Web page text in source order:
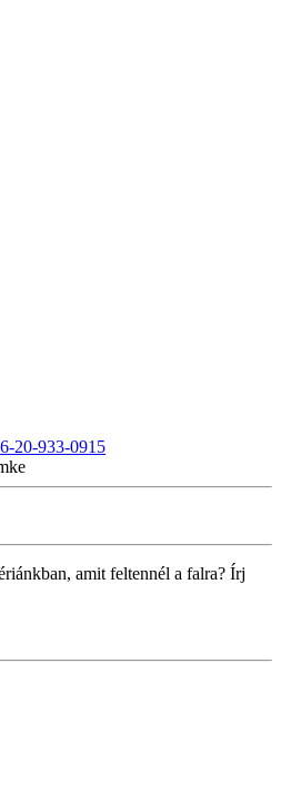
20-933-0915
amit feltennél a falra? Írj